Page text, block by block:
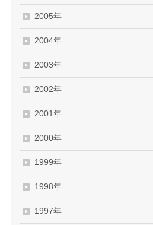
2005年
2004年
2003年
2002年
2001年
2000年
1999年
1998年
1997年